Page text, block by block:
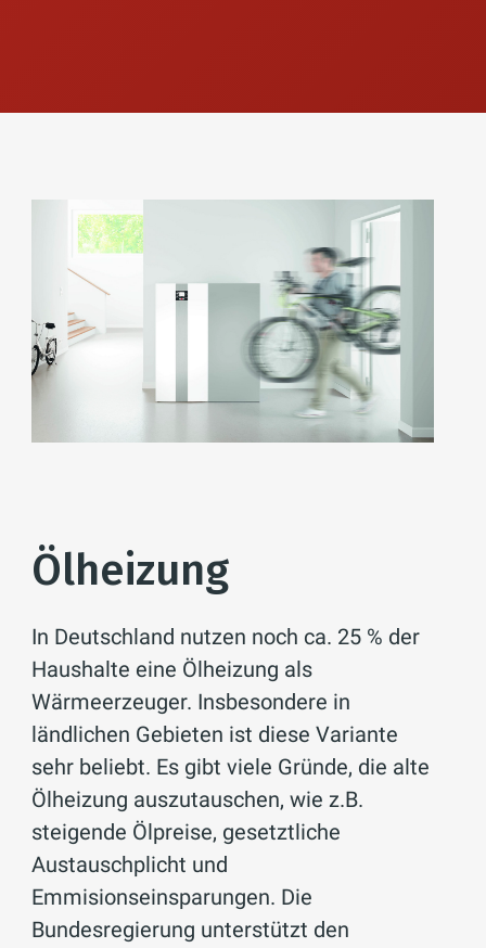
Ölheizung
In Deutschland nutzen noch ca. 25 % der
Haushalte eine Ölheizung als
Wärmeerzeuger. Insbesondere in
ländlichen Gebieten ist diese Variante
sehr beliebt. Es gibt viele Gründe, die alte
Ölheizung auszutauschen, wie z.B.
steigende Ölpreise, gesetztliche
Austauschplicht und
Emmisionseinsparungen. Die
Bundesregierung unterstützt den